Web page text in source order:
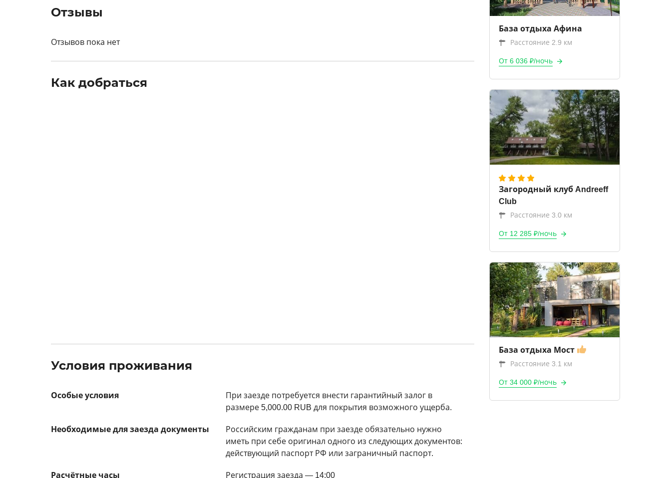
Отзывы
Отзывов пока нет
Как добраться
Условия проживания
Особые условия
При заезде потребуется внести гарантийный залог в
размере 5,000.00 RUB для покрытия возможного ущерба.
Необходимые для заезда документы
Российским гражданам при заезде обязательно нужно
иметь при себе оригинал одного из следующих документов:
действующий паспорт РФ или заграничный паспорт.
Расчётные часы Регистрация заезда — 14:00
База отдыха Афина
Расстояние 2.9 км
От 6 036 ₽/ночь
Загородный клуб Andreeff
Club
Расстояние 3.0 км
От 12 285 ₽/ночь
База отдыха Мост
Расстояние 3.1 км
От 34 000 ₽/ночь